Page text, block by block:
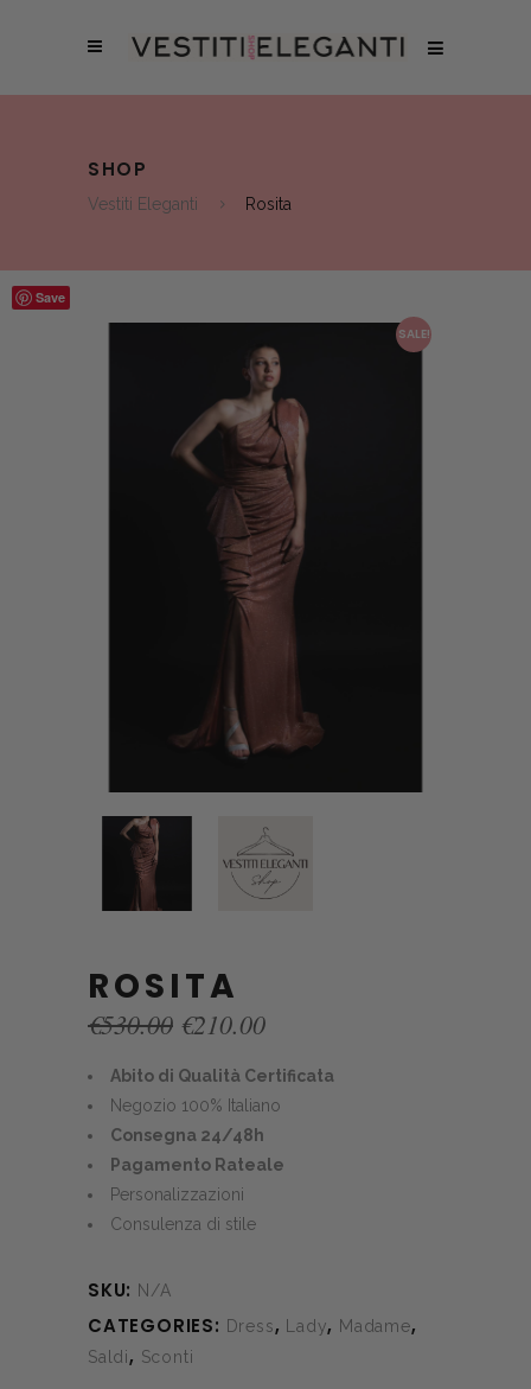
SHOP
Vestiti Eleganti Rosita
Save
SALE!
ROSITA
€530.00 Original
was:
€530.00.
€210.00Current
is:
€210.00.
Abito di Qualità Certificata
Negozio 100% Italiano
Consegna 24/48h
Pagamento Rateale
Personalizzazioni
Consulenza di stile
SKU: N/A
CATEGORIES: Dress, Lady, Madame,
Saldi, Sconti